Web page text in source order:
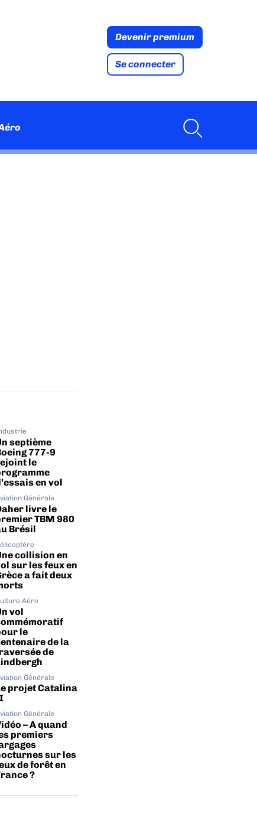
Devenir premium
Se connecter
septième
777-9
le
en vol
Générale
livre le
TBM 980
Brésil
collision en
sur les feux en
a fait deux
Aéro
vol
le
de la
de
Générale
projet Catalina
Générale
– A quand
premiers
sur les
de forêt en
?